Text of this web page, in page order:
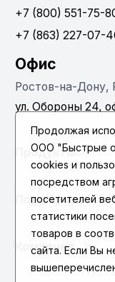
+7 (800) 551-75-
+7 (863) 227-07-
Офис
Ростов-на-Дону,
ул. Обороны 24,
Продукты
Поддержка
Компания
Продолжая
ООО "Быстрые
cookies и
посредством
посетителей
статистики
товаров в
сайта. Если Вы